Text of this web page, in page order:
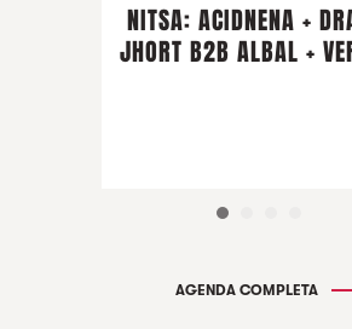
NITSA: ACIDNENA +
JHORT B2B ALBAL +
AGENDA COMPLETA